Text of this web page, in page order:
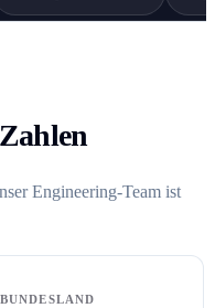
Engineering-Team ist
BUNDESLAND